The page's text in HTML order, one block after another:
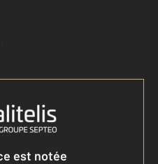
compte
est notée